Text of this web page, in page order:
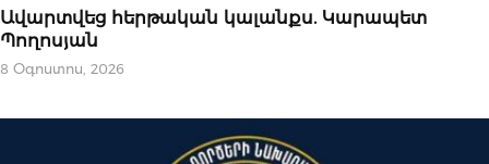
ՆՈՐՈՒԹՅՈՒՆՆԵՐ
Ավարտվեց հերթական կալանքս. Կարապետ
Պողոսյան
8 Օգոստոս, 2026